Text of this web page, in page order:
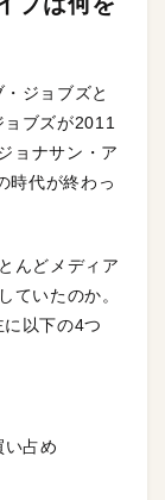
ジョブズと
ブズが2011
ョナサン・ア
時代が終わっ
んどメディア
ていたのか。
以下の4つ
占め